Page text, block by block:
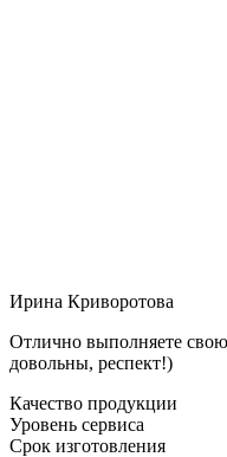
Ирина Криворотова
Отлично выполняете свою
довольны, респект!)
Качество продукции
Уровень сервиса
Срок изготовления